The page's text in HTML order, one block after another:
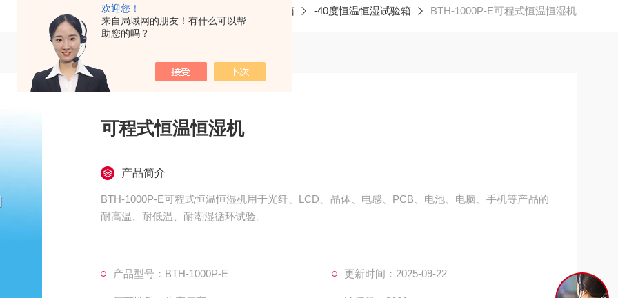
欢迎您！
来自局域网的朋友！有什么可以帮
助您的吗？
当前位置：首页 恒温恒湿试验箱 -40度恒温恒湿试验箱 BTH-1000P-E可程式恒温恒湿机
可程式恒温恒湿机
产品简介
BTH-1000P-E可程式恒温恒湿机用于光纤、LCD、晶体、电感、PCB、电池、电脑、手机等产品的
耐高温、耐低温、耐潮湿循环试验。
产品型号：BTH-1000P-E 更新时间：2025-09-22